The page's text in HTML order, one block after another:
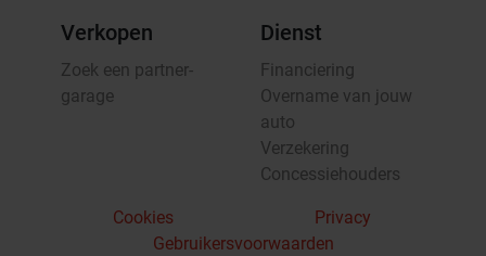
Verkopen
Zoek een partner-
garage
Dienst
Financiering
Overname van jouw
auto
Verzekering
Concessiehouders
Cookies
Privacy
Gebruikersvoorwaarden